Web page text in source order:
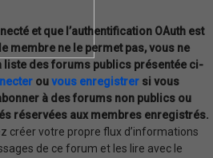
et que l’authentification OAuth est
membre ne le permet pas, vous ne
liste des forums publics présentée ci-
ouvous enregistrer si vous
à des forums non publics ou
réservées aux membres enregistrés.
créer votre propre flux d’informations
de ce forum et les lire avec le